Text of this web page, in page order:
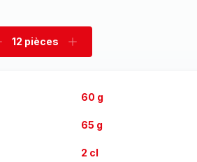
Supprimer
12 pièces
Ajouter
60 g
65 g
2 cl